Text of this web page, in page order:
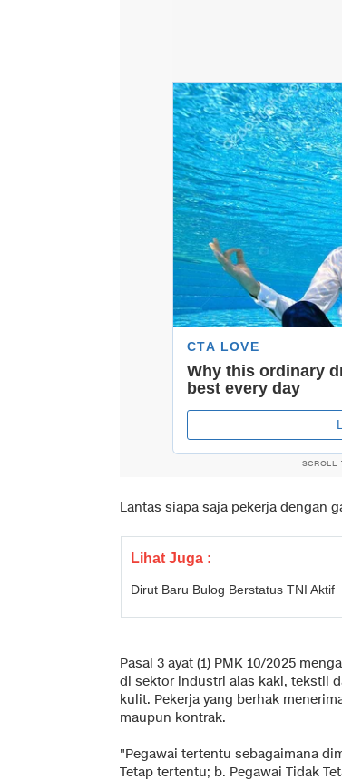
SCROLL
Lantas siapa saja pekerja dengan
Lihat Juga :
Dirut Baru Bulog Berstatus TNI Aktif
Pasal 3 ayat (1) PMK 10/2025
di sektor industri alas kaki, tekstil
kulit. Pekerja yang berhak
maupun kontrak.
"Pegawai tertentu sebagaimana
Tetap tertentu; b. Pegawai Tidak